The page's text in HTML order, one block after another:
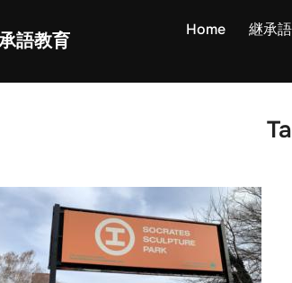
語教育
Home 継承